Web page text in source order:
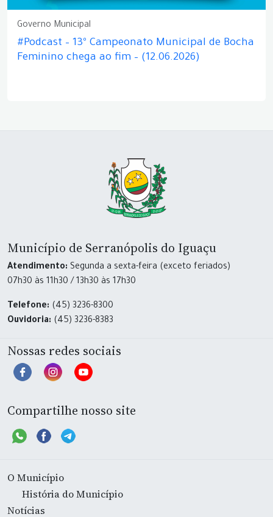
Governo Municipal
#Podcast – 13º Campeonato Municipal de Bocha
Feminino chega ao fim – (12.06.2026)
Município de Serranópolis do Iguaçu
Atendimento: Segunda a sexta-feira (exceto feriados)
07h30 às 11h30 / 13h30 às 17h30
Telefone: (45) 3236-8300
Ouvidoria: (45) 3236-8383
Nossas redes sociais
Compartilhe nosso site
O Município
História do Município
Notícias